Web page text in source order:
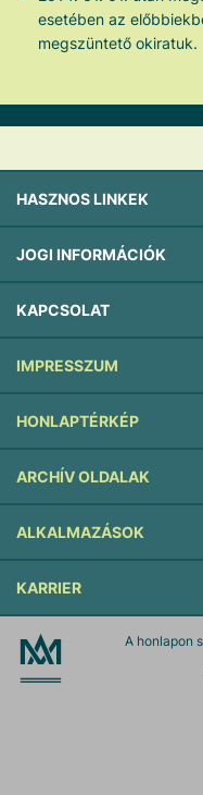
esetében az
megszüntető okiratuk.
HASZNOS LINKEK
JOGI INFORMÁCIÓK
KAPCSOLAT
IMPRESSZUM
HONLAPTÉRKÉP
ARCHÍV OLDALAK
ALKALMAZÁSOK
KARRIER
A honlapon